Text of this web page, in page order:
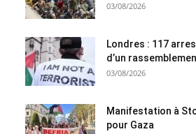
03/08/2026
Londres : 117
d’un
03/08/2026
Manifestation à
pour Gaza